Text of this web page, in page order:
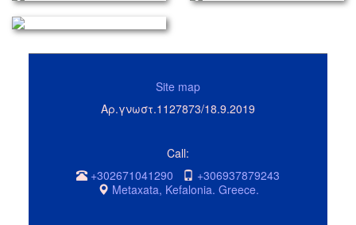
Site map
Αρ.γνωστ.1127873/18.9.2019
Call:
+302671041290
+306937879243
Metaxata, Kefalonia. Greece.